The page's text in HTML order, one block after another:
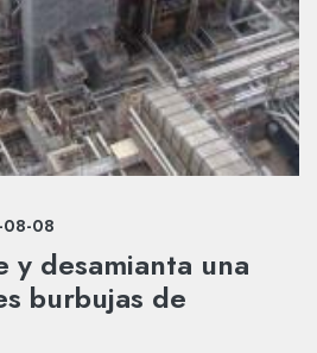
08
y desamianta una
burbujas de